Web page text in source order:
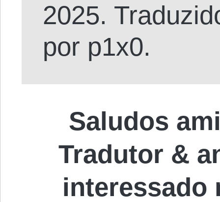
2025.
por p1x0.
Saludos
Tradutor &
interessado